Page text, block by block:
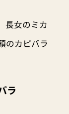
長女のミカ
のカピバラ
ラ